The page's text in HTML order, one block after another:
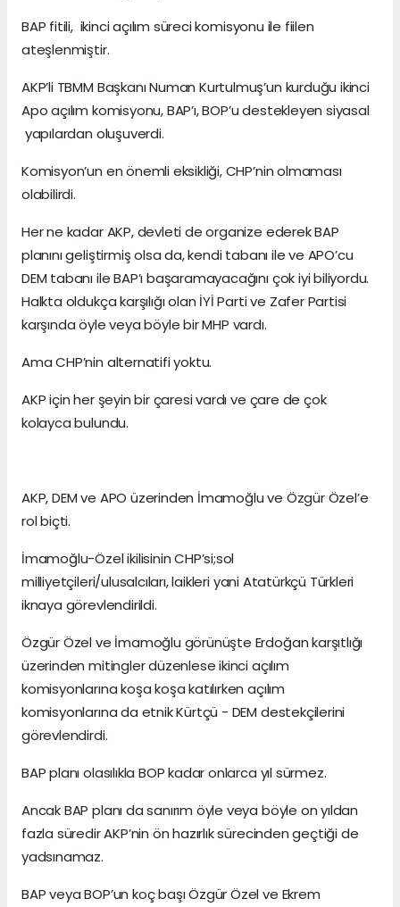
BAP fitili, ikinci açılım süreci komisyonu ile fiilen
ateşlenmiştir.
AKP’li TBMM Başkanı Numan Kurtulmuş’un kurduğu ikinci
Apo açılım komisyonu, BAP’ı, BOP’u destekleyen siyasal
yapılardan oluşuverdi.
Komisyon’un en önemli eksikliği, CHP’nin olmaması
olabilirdi.
Her ne kadar AKP, devleti de organize ederek BAP
planını geliştirmiş olsa da, kendi tabanı ile ve APO’cu
DEM tabanı ile BAP’ı başaramayacağını çok iyi biliyordu.
Halkta oldukça karşılığı olan İYİ Parti ve Zafer Partisi
karşında öyle veya böyle bir MHP vardı.
Ama CHP’nin alternatifi yoktu.
AKP için her şeyin bir çaresi vardı ve çare de çok
kolayca bulundu.
AKP, DEM ve APO üzerinden İmamoğlu ve Özgür Özel’e
rol biçti.
İmamoğlu-Özel ikilisinin CHP’si;sol
milliyetçileri/ulusalcıları, laikleri yani Atatürkçü Türkleri
iknaya görevlendirildi.
Özgür Özel ve İmamoğlu görünüşte Erdoğan karşıtlığı
üzerinden mitingler düzenlese ikinci açılım
komisyonlarına koşa koşa katılırken açılım
komisyonlarına da etnik Kürtçü - DEM destekçilerini
görevlendirdi.
BAP planı olasılıkla BOP kadar onlarca yıl sürmez.
Ancak BAP planı da sanırım öyle veya böyle on yıldan
fazla süredir AKP’nin ön hazırlık sürecinden geçtiği de
yadsınamaz.
BAP veya BOP’un koç başı Özgür Özel ve Ekrem